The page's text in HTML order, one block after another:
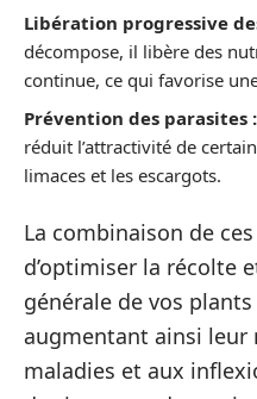
Libération progressive
décompose, il libère des
continue, ce qui favorise
Prévention des parasites :
réduit l’attractivité de
limaces et les escargots.
La combinaison de
d’optimiser la récolte
générale de vos
augmentant ainsi leur
maladies et aux